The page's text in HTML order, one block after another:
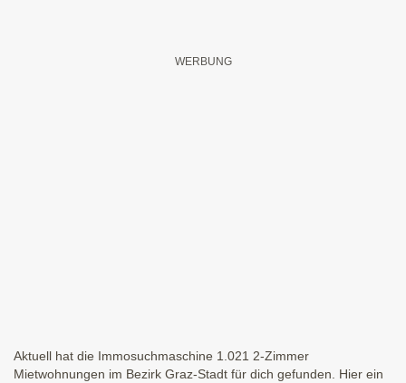
Aktuell hat die Immosuchmaschine 1.021 2-Zimmer
Mietwohnungen im Bezirk Graz-Stadt für dich gefunden. Hier ein